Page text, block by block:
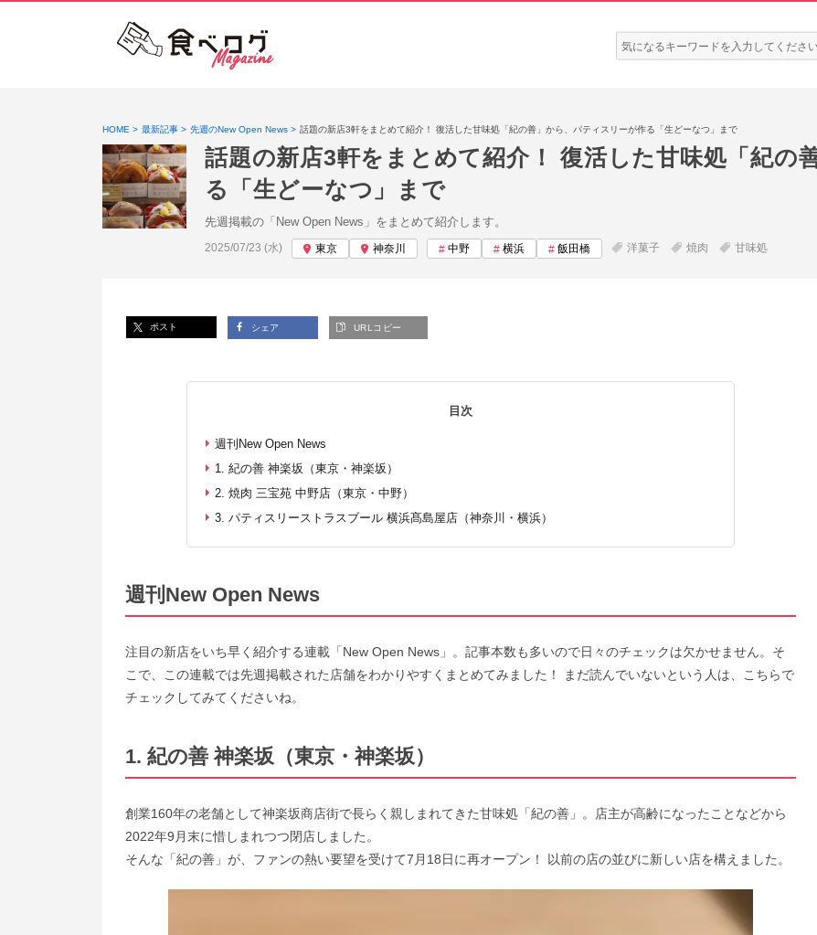
検
索:
HOME 最新記事 先週のNew Open News 話題の新店3軒をまとめて紹介！ 復活した甘味処「紀の善」から、パティスリーが作る「生どーなつ」まで
話題の新店3軒をまとめて紹介！ 復活した甘味処「紀の
る「生どーなつ」まで
先週掲載の「New Open News」をまとめて紹介します。
投稿日:
2025/07/23 (水) 東京 神奈川 中野 横浜 飯田橋 洋菓子 焼肉 甘味処
ポスト シェア URLコピー
目次
週刊New Open News
1. 紀の善 神楽坂（東京・神楽坂）
2. 焼肉 三宝苑 中野店（東京・中野）
3. パティスリーストラスブール 横浜髙島屋店（神奈川・横浜）
週刊New Open News
注目の新店をいち早く紹介する連載「New Open News」。記事本数も多いので日々のチェックは欠かせません。そ
こで、この連載では先週掲載された店舗をわかりやすくまとめてみました！ まだ読んでいないという人は、こちらで
チェックしてみてくださいね。
1. 紀の善 神楽坂（東京・神楽坂）
創業160年の老舗として神楽坂商店街で長らく親しまれてきた甘味処「紀の善」。店主が高齢になったことなどから
2022年9月末に惜しまれつつ閉店しました。
そんな「紀の善」が、ファンの熱い要望を受けて7月18日に再オープン！ 以前の店の並びに新しい店を構えました。